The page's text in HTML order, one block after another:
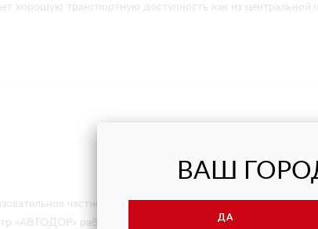
хорошую транспортную доступность как из
частное учреждение Учебный центр
«АВТОДОР» работает более 35 лет. За это время в нём
ВАШ
ДА